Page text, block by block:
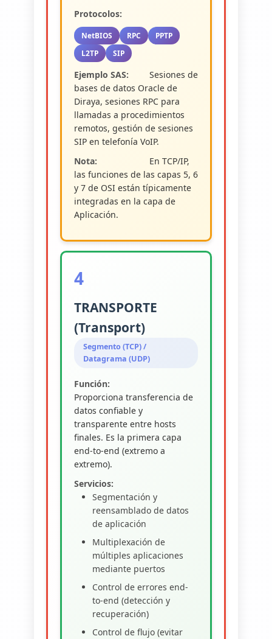
Protocolos:
NetBIOS RPC
PPTP
L2TP
SIP
Ejemplo SAS:
Sesiones de
bases de datos Oracle de
Diraya, sesiones RPC para
llamadas a procedimientos
remotos, gestión de sesiones
SIP en telefonía VoIP.
Nota:
En TCP/IP,
las funciones de las capas 5, 6
y 7 de OSI están típicamente
integradas en la capa de
Aplicación.
4
TRANSPORTE
(Transport)
Segmento (TCP) /
Datagrama (UDP)
Función:
Proporciona transferencia de
datos confiable y
transparente entre hosts
finales. Es la primera capa
end-to-end (extremo a
extremo).
Servicios:
Segmentación y
reensamblado de datos
de aplicación
Multiplexación de
múltiples aplicaciones
mediante puertos
Control de errores end-
to-end (detección y
recuperación)
Control de flujo (evitar